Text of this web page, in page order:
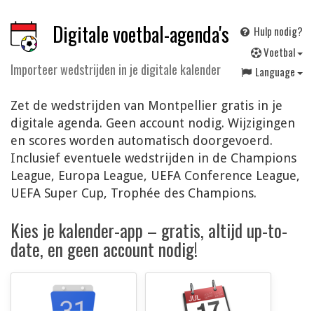
Digitale voetbal-agenda's
Importeer wedstrijden in je digitale kalender
Hulp nodig?
Voetbal
Language
Zet de wedstrijden van Montpellier gratis in je
digitale agenda. Geen account nodig. Wijzigingen
en scores worden automatisch doorgevoerd.
Inclusief eventuele wedstrijden in de Champions
League, Europa League, UEFA Conference League,
UEFA Super Cup, Trophée des Champions.
Kies je kalender-app – gratis, altijd up-to-
date, en geen account nodig!